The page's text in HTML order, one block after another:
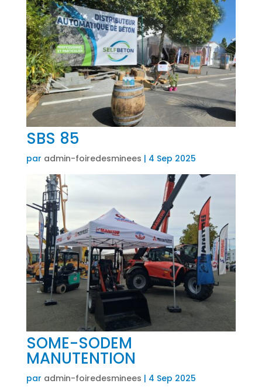
SBS 85
par admin-foiredesminees | 4 Sep 2025
SOME-SODEM
MANUTENTION
par admin-foiredesminees | 4 Sep 2025